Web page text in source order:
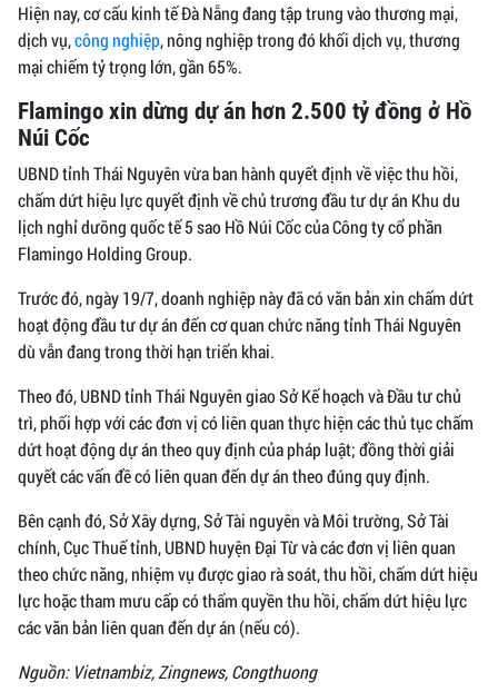
Hiện nay, cơ cấu kinh tế Đà Nẵng đang tập trung vào thương mại,
dịch vụ,công nghiệp, nông nghiệp trong đó khối dịch vụ, thương
mại chiếm tỷ trọng lớn, gần 65%.
Flamingo xin dừng dự án hơn 2.500 tỷ đồng ở Hồ
Núi Cốc
UBND tỉnh Thái Nguyên vừa ban hành quyết định về việc thu hồi,
chấm dứt hiệu lực quyết định về chủ trương đầu tư dự án Khu du
lịch nghỉ dưỡng quốc tế 5 sao Hồ Núi Cốc của Công ty cổ phần
Flamingo Holding Group.
Trước đó, ngày 19/7, doanh nghiệp này đã có văn bản xin chấm dứt
hoạt động đầu tư dự án đến cơ quan chức năng tỉnh Thái Nguyên
dù vẫn đang trong thời hạn triển khai.
Theo đó, UBND tỉnh Thái Nguyên giao Sở Kế hoạch và Đầu tư chủ
trì, phối hợp với các đơn vị có liên quan thực hiện các thủ tục chấm
dứt hoạt động dự án theo quy định của pháp luật; đồng thời giải
quyết các vấn đề có liên quan đến dự án theo đúng quy định.
Bên cạnh đó, Sở Xây dựng, Sở Tài nguyên và Môi trường, Sở Tài
chính, Cục Thuế tỉnh, UBND huyện Đại Từ và các đơn vị liên quan
theo chức năng, nhiệm vụ được giao rà soát, thu hồi, chấm dứt hiệu
lực hoặc tham mưu cấp có thẩm quyền thu hồi, chấm dứt hiệu lực
các văn bản liên quan đến dự án (nếu có).
Nguồn: Vietnambiz, Zingnews, Congthuong